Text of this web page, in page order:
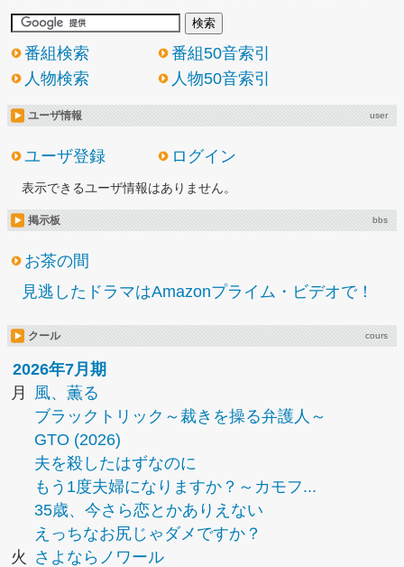
番組検索
番組50音索引
人物検索
人物50音索引
ユーザ情報 user
ユーザ登録 ログイン
表示できるユーザ情報はありません。
掲示板 bbs
お茶の間
見逃したドラマはAmazonプライム・ビデオで！
クール cours
2026年7月期
月
風、薫る
ブラックトリック～裁きを操る弁護人～
GTO (2026)
夫を殺したはずなのに
もう1度夫婦になりますか？～カモフ...
35歳、今さら恋とかありえない
えっちなお尻じゃダメですか？
火
さよならノワール